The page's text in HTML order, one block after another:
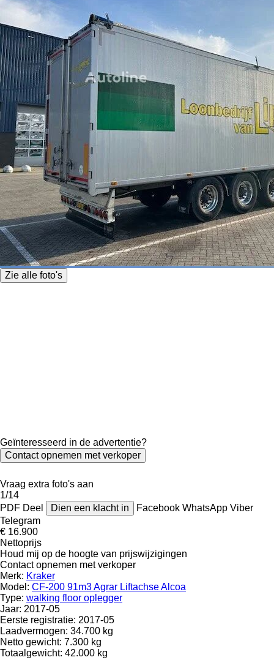
Zie alle foto's
Geïnteresseerd in de advertentie?
Contact opnemen met verkoper
Vraag extra foto's aan
1/14
PDF Deel Dien een klacht in Facebook WhatsApp Viber
Telegram
€ 16.900
Nettoprijs
Houd mij op de hoogte van prijswijzigingen
Contact opnemen met verkoper
Merk: Kraker
Model: CF-200 91m3 Agrar Liftachse Alcoa
Type: walking floor oplegger
Jaar: 2017-05
Eerste registratie: 2017-05
Laadvermogen: 34.700 kg
Netto gewicht: 7.300 kg
Totaalgewicht: 42.000 kg